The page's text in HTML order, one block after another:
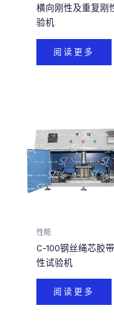
横向刚性及重复刚
验机
阅读更多
性能
C-100钢丝绳芯胶
性试验机
阅读更多